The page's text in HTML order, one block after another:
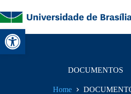
Abrir a barra de
DOCUMENTOS
Home